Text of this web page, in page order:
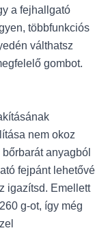
a fejhallgató
többfunkciós
válthatsz
gombot.
nem okoz
anyagból
fejpánt lehetővé
igazítsd. Emellett
g-ot, így még